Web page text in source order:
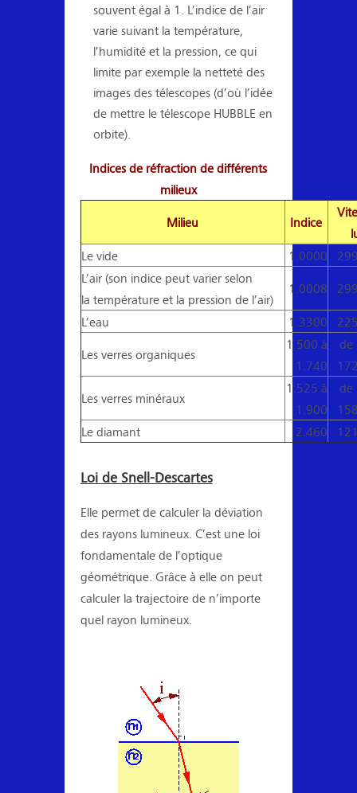
souvent égal à 1. L’indice de l’air
varie suivant la température,
l’humidité et la pression, ce qui
limite par exemple la netteté des
images des télescopes (d’où l’idée
de mettre le télescope HUBBLE en
orbite).
Indices de réfraction de différents
milieux
Milieu
Indice
Le vide
1.0000
L’air (son indice peut varier selon
la température et la pression de l’air)
1.0008
L’eau
1.3300
Les verres organiques
1.500 à
1.740
de
Les verres minéraux
1.525 à
1.900
de
Le diamant
2.460
Loi de Snell-Descartes
Elle permet de calculer la déviation
des rayons lumineux. C’est une loi
fondamentale de l’optique
géométrique. Grâce à elle on peut
calculer la trajectoire de n’importe
quel rayon lumineux.